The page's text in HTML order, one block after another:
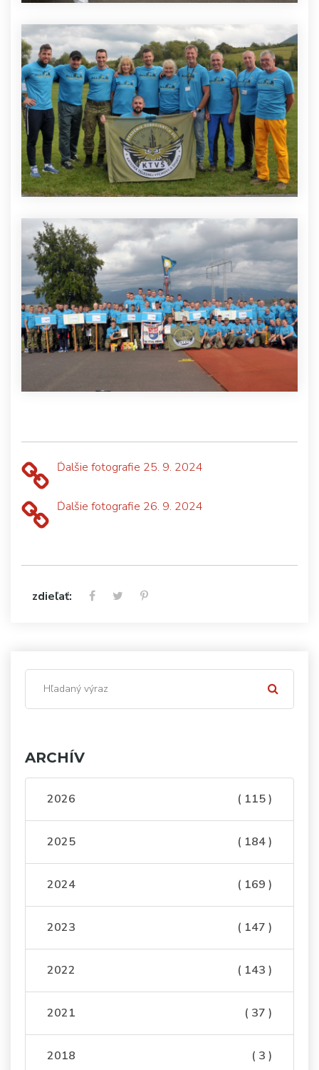
Ďalšie fotografie 25. 9. 2024
Ďalšie fotografie 26. 9. 2024
zdieľať:
ARCHÍV
2026 ( 115 )
2025 ( 184 )
2024 ( 169 )
2023 ( 147 )
2022 ( 143 )
2021 ( 37 )
2018 ( 3 )